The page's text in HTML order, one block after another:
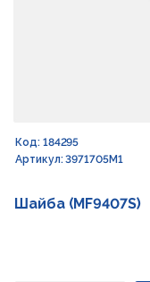
Код: 184295
Артикул: 3971705M1
Шайба (MF9407S)